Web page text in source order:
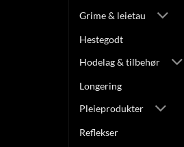
Grime & leietau
Hestegodt
Hodelag & tilbehør
Longering
Pleieprodukter
Reflekser